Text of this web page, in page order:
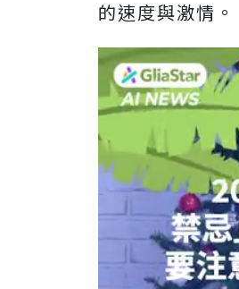
的速度與激情。